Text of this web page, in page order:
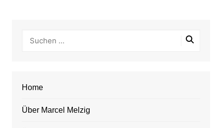
Home
Über Marcel Melzig